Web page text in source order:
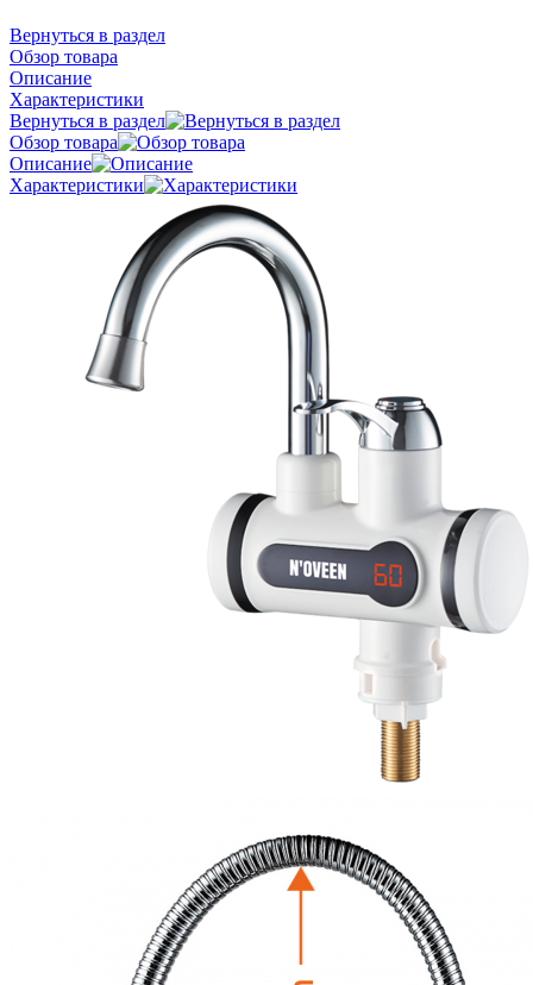
Вернуться в раздел
Обзор товара
Описание
Характеристики
Вернуться в раздел
Обзор товара
Описание
Характеристики